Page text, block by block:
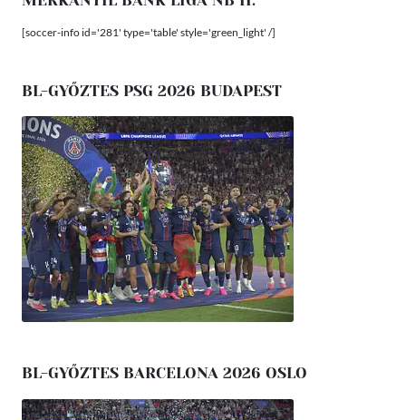
[soccer-info id='281' type='table' style='green_light' /]
BL-GYŐZTES PSG 2026 BUDAPEST
BL-GYŐZTES BARCELONA 2026 OSLO